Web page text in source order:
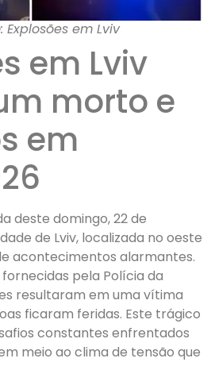
Explosões em Lviv
em Lviv
morto e
em
deste domingo, 22 de
de Lviv, localizada no oeste
acontecimentos alarmantes.
pela Polícia da
resultaram em uma vítima
ficaram feridas. Este trágico
constantes enfrentados
meio ao clima de tensão que